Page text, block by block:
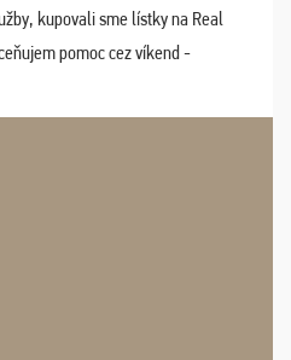
kupovali sme lístky na Real
pomoc cez víkend -
dobré, štadión Barnabéu ...